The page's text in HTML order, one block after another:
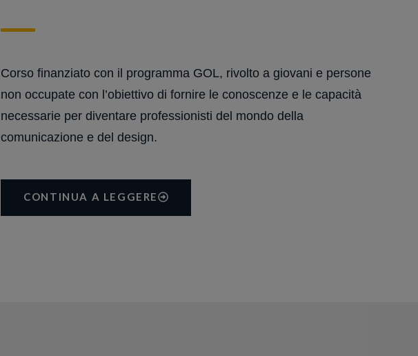
Corso finanziato con il programma GOL, rivolto a giovani e persone
non occupate con l’obiettivo di fornire le conoscenze e le capacità
necessarie per diventare professionisti del mondo della
comunicazione e del design.
CONTINUA A LEGGERE